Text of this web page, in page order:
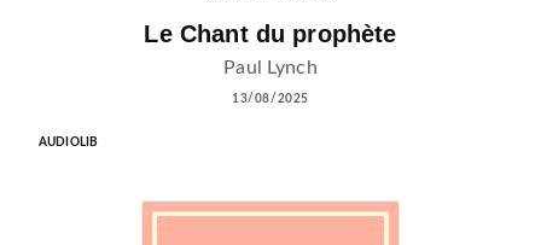
Le Chant du prophète
Paul Lynch
13/08/2025
AUDIOLIB